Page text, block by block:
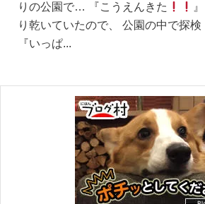
りの公園で… 『こうえんきた
り乾いていたので、 公園の中で探検
『いっぱ...